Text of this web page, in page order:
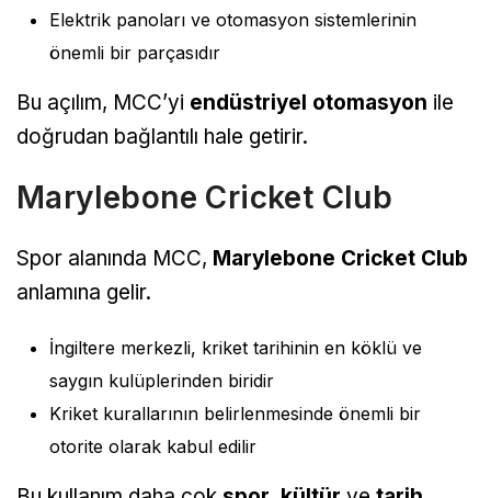
Elektrik panoları ve otomasyon sistemlerinin
önemli bir parçasıdır
Bu açılım, MCC’yi endüstriyel otomasyon ile
doğrudan bağlantılı hale getirir.
Marylebone Cricket Club
Spor alanında MCC, Marylebone Cricket Club
anlamına gelir.
İngiltere merkezli, kriket tarihinin en köklü ve
saygın kulüplerinden biridir
Kriket kurallarının belirlenmesinde önemli bir
otorite olarak kabul edilir